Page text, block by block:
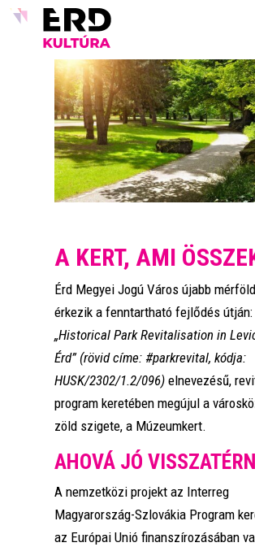
A KERT, AMI
Érd Megyei Jogú Város újabb
érkezik a fenntartható fejlődés útján:
„Historical Park Revitalisation in
Érd” (rövid címe: #parkrevital, kódja:
HUSK/2302/1.2/096) elnevezésű,
program keretében megújul a
zöld szigete, a Múzeumkert.
AHOVÁ JÓ
A nemzetközi projekt az Interreg
Magyarország-Szlovákia Program
az Európai Unió finanszírozásában